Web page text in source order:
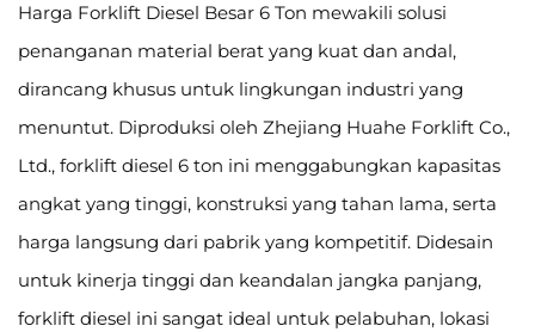
Harga Forklift Diesel Besar 6 Ton mewakili solusi
penanganan material berat yang kuat dan andal,
dirancang khusus untuk lingkungan industri yang
menuntut. Diproduksi oleh Zhejiang Huahe Forklift Co.,
Ltd., forklift diesel 6 ton ini menggabungkan kapasitas
angkat yang tinggi, konstruksi yang tahan lama, serta
harga langsung dari pabrik yang kompetitif. Didesain
untuk kinerja tinggi dan keandalan jangka panjang,
forklift diesel ini sangat ideal untuk pelabuhan, lokasi